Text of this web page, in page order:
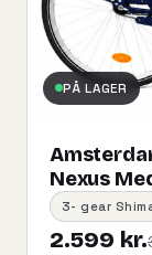
PÅ LAGER
Nexus
3- gear
2.599 kr.